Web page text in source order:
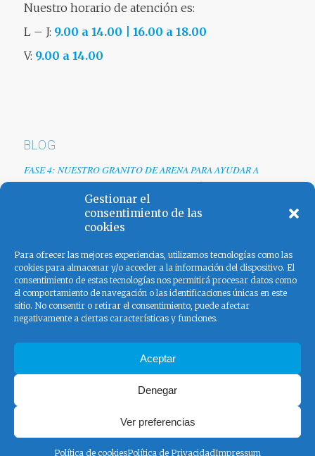
Gestionar el
consentimiento de las
cookies
Para ofrecer las mejores experiencias, utilizamos tecnologías como las
cookies para almacenar y/o acceder a la información del dispositivo. El
consentimiento de estas tecnologías nos permitirá procesar datos como
el comportamiento de navegación o las identificaciones únicas en este
sitio. No consentir o retirar el consentimiento, puede afectar
negativamente a ciertas características y funciones.
Aceptar
Denegar
Ver preferencias
Política de cookiesPolítica de PrivacidadImpressum
Nuestro horario de atención es:
L – J: 9.00 a 14.00 | 16.00 a 18.00
V: 9.00 a 14.00
BLOG
FASE 4: NUESTRO GRANITO DE ARENA PARA AYUDAR A
EMPRESAS TRAS LA CRISIS DEL COVID-19
Renovamos web
FACEBOOK
© Copyright - El Pangolín - Ad Serving 2020 |
de Privacidad